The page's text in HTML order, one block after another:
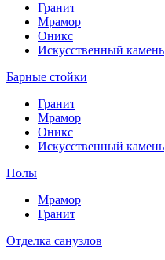
Гранит
Мрамор
Оникс
Искусственный камень
Барные стойки
Гранит
Мрамор
Оникс
Искусственный камень
Полы
Мрамор
Гранит
Отделка санузлов